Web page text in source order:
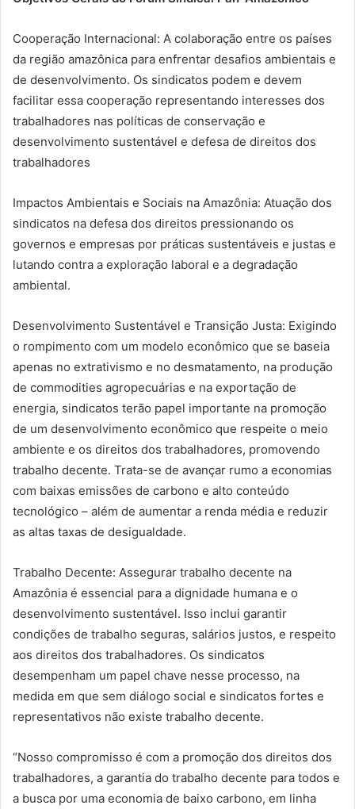
Cooperação Internacional: A colaboração entre os países
da região amazônica para enfrentar desafios ambientais e
de desenvolvimento. Os sindicatos podem e devem
facilitar essa cooperação representando interesses dos
trabalhadores nas políticas de conservação e
desenvolvimento sustentável e defesa de direitos dos
trabalhadores
Impactos Ambientais e Sociais na Amazônia: Atuação dos
sindicatos na defesa dos direitos pressionando os
governos e empresas por práticas sustentáveis e justas e
lutando contra a exploração laboral e a degradação
ambiental.
Desenvolvimento Sustentável e Transição Justa: Exigindo
o rompimento com um modelo econômico que se baseia
apenas no extrativismo e no desmatamento, na produção
de commodities agropecuárias e na exportação de
energia, sindicatos terão papel importante na promoção
de um desenvolvimento econômico que respeite o meio
ambiente e os direitos dos trabalhadores, promovendo
trabalho decente. Trata-se de avançar rumo a economias
com baixas emissões de carbono e alto conteúdo
tecnológico – além de aumentar a renda média e reduzir
as altas taxas de desigualdade.
Trabalho Decente: Assegurar trabalho decente na
Amazônia é essencial para a dignidade humana e o
desenvolvimento sustentável. Isso inclui garantir
condições de trabalho seguras, salários justos, e respeito
aos direitos dos trabalhadores. Os sindicatos
desempenham um papel chave nesse processo, na
medida em que sem diálogo social e sindicatos fortes e
representativos não existe trabalho decente.
“Nosso compromisso é com a promoção dos direitos dos
trabalhadores, a garantia do trabalho decente para todos e
a busca por uma economia de baixo carbono, em linha